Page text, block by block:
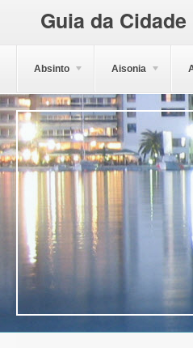
Guia da Cidade
Absinto Aisonia